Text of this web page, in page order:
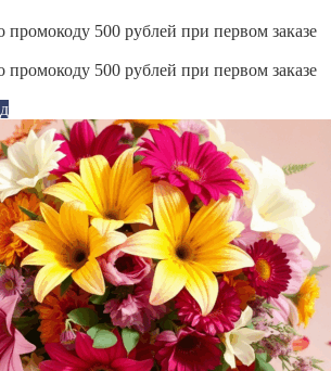
промокоду 500 рублей при первом заказе
промокоду 500 рублей при первом заказе